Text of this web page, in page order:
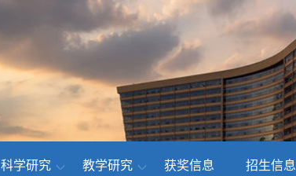
科学研究 教学研究 获奖信息 招生信息